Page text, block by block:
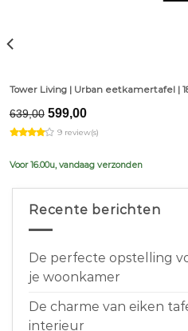
Tower Living | Urban eetkamertafel |
639,00 Original
price
was:
599,00Current
is:
9 review(s)
Voor 16.00u, vandaag verzonden
Recente berichten
De perfecte opstelling
je woonkamer
De charme van eiken
interieur